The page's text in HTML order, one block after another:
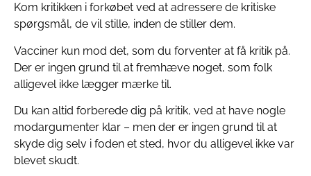
Kom kritikken i forkøbet ved at adressere de kritiske
spørgsmål, de vil stille, inden de stiller dem.
Vacciner kun mod det, som du forventer at få kritik på.
Der er ingen grund til at fremhæve noget, som folk
alligevel ikke lægger mærke til.
Du kan altid forberede dig på kritik, ved at have nogle
modargumenter klar – men der er ingen grund til at
skyde dig selv i foden et sted, hvor du alligevel ikke var
blevet skudt.